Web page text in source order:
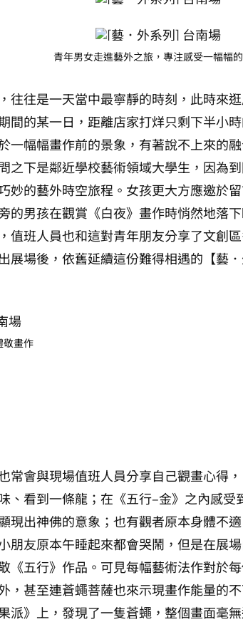
青年男女走進藝外之旅，專注感受一幅幅
往往是一天當中最寧靜的時刻，此時來
間的某一日，距離店家打烊只剩下半小
一幅幅畫作前的景象，有著說不上來的
之下是鄰近學校藝術領域大學生，因為
妙的藝外時空旅程。女孩更大方應邀於
的男孩在觀賞《白夜》畫作時悄然地落
值班人員也和這對青年朋友分享了文創
展場後，依舊延續這份難得相遇的【藝．
敬畫作
常會與現場值班人員分享自己觀畫心得
、看到一條龍；在《五行–金》之內感受
現出神佛的意象；也有觀者原本身體不
朋友原本午睡起來都會哭鬧，但是在展
《五行》作品。可見每幅藝術法作對於
，甚至連蒼蠅菩薩也來示現畫作能量的
派》上，發現了一隻蒼蠅，整個畫面毫